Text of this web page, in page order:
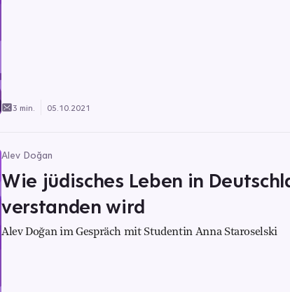
3 min. 05.10.2021
Alev Doğan
Wie jüdisches Leben in
verstanden wird
Alev Doğan im Gespräch mit Studentin Anna Staroselski